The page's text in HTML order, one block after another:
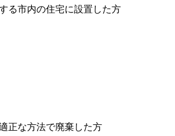
る市内の住宅に設置した方
正な方法で廃棄した方